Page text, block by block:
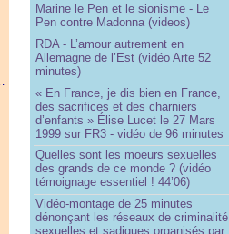
Marine le Pen et le sionisme - Le
Pen contre Madonna (videos)
RDA - L’amour autrement en
Allemagne de l’Est (vidéo Arte 52
minutes)
« En France, je dis bien en France,
des sacrifices et des charniers
d’enfants » Élise Lucet le 27 Mars
1999 sur FR3 - vidéo de 96 minutes
Quelles sont les moeurs sexuelles
des grands de ce monde ? (vidéo
témoignage essentiel ! 44’06)
Vidéo-montage de 25 minutes
dénonçant les réseaux de criminalité
sexuelles et sadiques organisés par